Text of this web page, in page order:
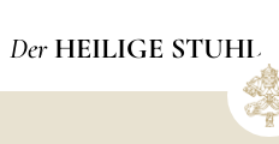
Der HEILIGE STUHL